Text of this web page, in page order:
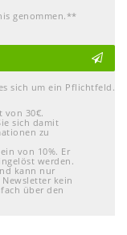
genommen.**
sich um ein Pflichtfeld.
von 30€.
sich damit
zu
von 10%. Er
werden.
kann nur
kein
über den